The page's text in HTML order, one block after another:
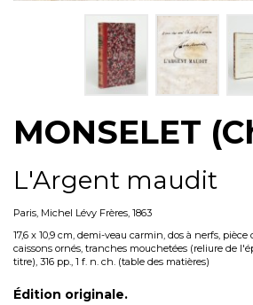
MONSELET
L'Argent maudit
Paris, Michel Lévy Frères, 1863
17,6 x 10,9 cm, demi-veau carmin, dos à nerfs,
caissons ornés, tranches mouchetées (reliure de
titre), 316 pp., 1 f. n. ch. (table des matières)
Édition originale.